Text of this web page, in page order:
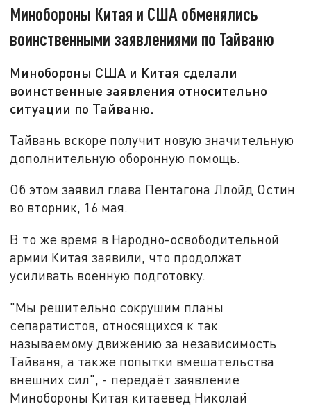
Минобороны Китая и США обменялись
воинственными заявлениями по Тайваню
Минобороны США и Китая сделали
воинственные заявления относительно
ситуации по Тайваню.
Тайвань вскоре получит новую значительную
дополнительную оборонную помощь.
Об этом заявил глава Пентагона Ллойд Остин
во вторник, 16 мая.
В то же время в Народно-освободительной
армии Китая заявили, что продолжат
усиливать военную подготовку.
"Мы решительно сокрушим планы
сепаратистов, относящихся к так
называемому движению за независимость
Тайваня, а также попытки вмешательства
внешних сил", - передаёт заявление
Минобороны Китая китаевед Николай